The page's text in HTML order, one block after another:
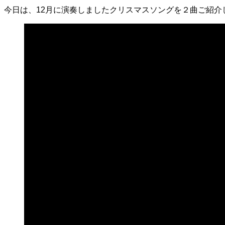
今日は、12月に演奏しましたクリスマスソングを２曲ご紹